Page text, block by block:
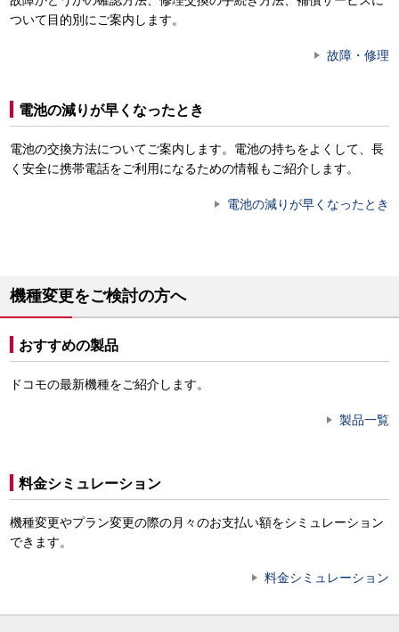
ついて目的別にご案内します。
故障・修理
電池の減りが早くなったとき
電池の交換方法についてご案内します。電池の持ちをよくして、長
く安全に携帯電話をご利用になるための情報もご紹介します。
電池の減りが早くなったとき
機種変更をご検討の方へ
おすすめの製品
ドコモの最新機種をご紹介します。
製品一覧
料金シミュレーション
機種変更やプラン変更の際の月々のお支払い額をシミュレーション
できます。
料金シミュレーション